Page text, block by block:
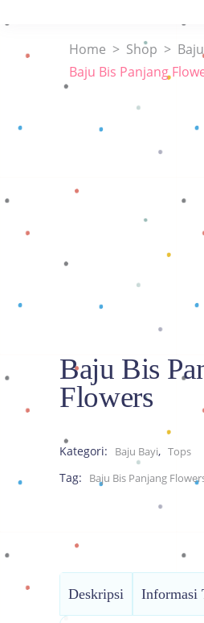
Home > Shop >
Baju Bis Panjang
Baju Bis
Flowers
Kategori: Baju Bayi, Tops
Tag: Baju Bis Panjang
Deskripsi Informasi